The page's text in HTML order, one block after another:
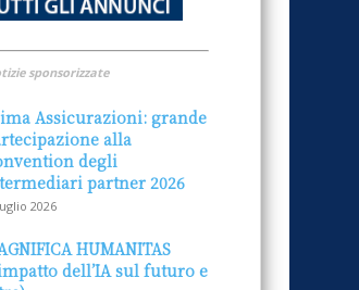
sponsorizzate
Assicurazioni: grande
alla
degli
partner 2026
2026
HUMANITAS
dell’IA sul futuro e